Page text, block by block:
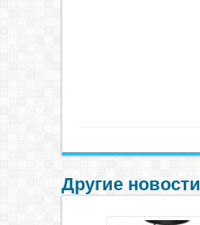
Другие новости